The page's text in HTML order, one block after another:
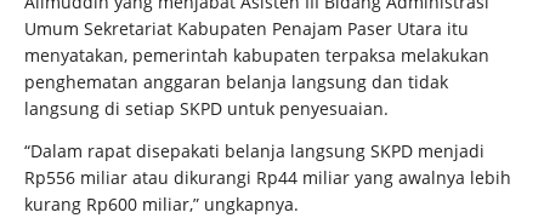
Umum Sekretariat Kabupaten Penajam Paser Utara itu
menyatakan, pemerintah kabupaten terpaksa melakukan
penghematan anggaran belanja langsung dan tidak
langsung di setiap SKPD untuk penyesuaian.
“Dalam rapat disepakati belanja langsung SKPD menjadi
Rp556 miliar atau dikurangi Rp44 miliar yang awalnya lebih
kurang Rp600 miliar,” ungkapnya.